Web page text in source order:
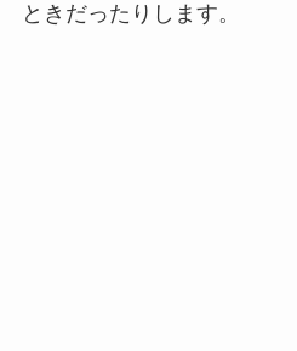
ときだったりします。